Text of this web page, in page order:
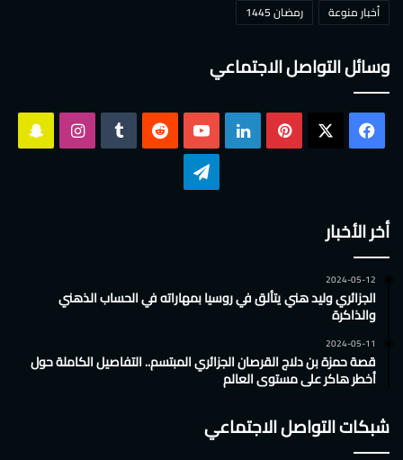
أخبار منوعة
رمضان 1445
وسائل التواصل الاجتماعي
فيسبوك بينتيريست لينكدإن ‫YouTube انستقرام
أخر الأخبار
2024-05-12
الجزائري وليد هني يتألق في روسيا بمهاراته في الحساب الذهني
والذاكرة
2024-05-11
قصة حمزة بن دلاج القرصان الجزائري المبتسم.. التفاصيل الكاملة حول
أخطر هاكر على مستوى العالم
شبكات التواصل الاجتماعي